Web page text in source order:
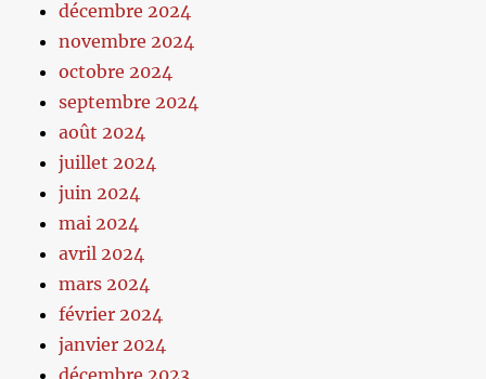
décembre 2024
novembre 2024
octobre 2024
septembre 2024
août 2024
juillet 2024
juin 2024
mai 2024
avril 2024
mars 2024
février 2024
janvier 2024
décembre 2023